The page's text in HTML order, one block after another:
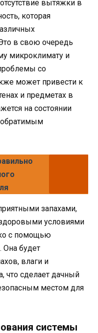
вытяжки в
которая
в свою очередь
микроклимату и
со
может привести к
и предметах в
на состоянии
запахами,
условиями
с помощью
Она будет
влаги и
что сделает дачный
местом для
системы